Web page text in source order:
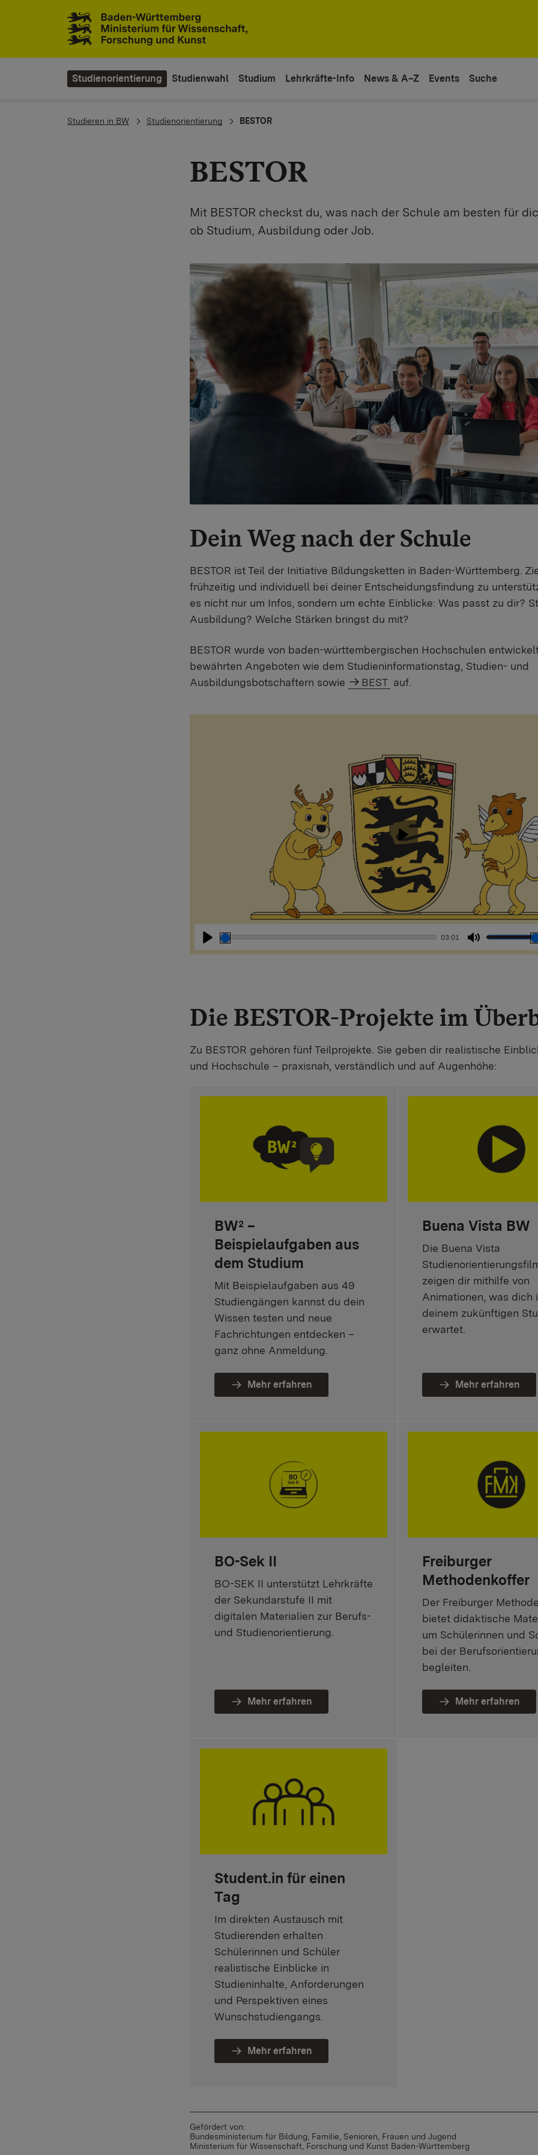
Studienorientierung Studienwahl Studium Lehrkräfte-Info News & A–Z Events Suche
You are here:
Studieren in BW Studienorientierung BESTOR
BESTOR
Mit BESTOR checkst du, was nach der Schule am besten für
ob Studium, Ausbildung oder Job.
Dein Weg nach der Schule
BESTOR ist Teil der Initiative Bildungsketten in Baden-Württemberg.
frühzeitig und individuell bei deiner Entscheidungsfindung zu
es nicht nur um Infos, sondern um echte Einblicke: Was passt zu dir?
Ausbildung? Welche Stärken bringst du mit?
BESTOR wurde von baden-württembergischen Hochschulen
bewährten Angeboten wie dem Studieninformationstag, Studien- und
Ausbildungsbotschaftern sowie
BEST auf.
Abspielen
03:01
Abspielen
Die BESTOR-Projekte im
Zu BESTOR gehören fünf Teilprojekte. Sie geben dir realistische
und Hochschule – praxisnah, verständlich und auf Augenhöhe:
BW² –
Beispielaufgaben aus
dem Studium
Mit Beispielaufgaben aus 49
Studiengängen kannst du dein
Wissen testen und neue
Fachrichtungen entdecken –
ganz ohne Anmeldung.
Mehr erfahren
Buena Vista BW
Die Buena Vista
zeigen dir mithilfe von
Animationen, was dich
deinem zukünftigen
erwartet.
Mehr erfahren
BO-Sek II
BO-SEK II unterstützt Lehrkräfte
der Sekundarstufe II mit
digitalen Materialien zur Berufs-
und Studienorientierung.
Mehr erfahren
Freiburger
Methodenkoffer
Der Freiburger
bietet didaktische
um Schülerinnen und
bei der
begleiten.
Mehr erfahren
Student.in für einen
Tag
Im direkten Austausch mit
Studierenden erhalten
Schülerinnen und Schüler
realistische Einblicke in
Studieninhalte, Anforderungen
und Perspektiven eines
Wunschstudiengangs.
Mehr erfahren
Gefördert von:
Bundesministerium für Bildung, Familie, Senioren, Frauen und Jugend
Ministerium für Wissenschaft, Forschung und Kunst Baden-Württemberg